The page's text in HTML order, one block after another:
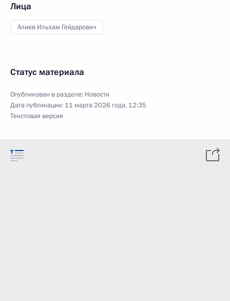
Лица
Алиев Ильхам Гейдарович
Статус материала
Опубликован в разделе: Новости
Дата публикации: 11 марта 2026 года, 12:35
Текстовая версия